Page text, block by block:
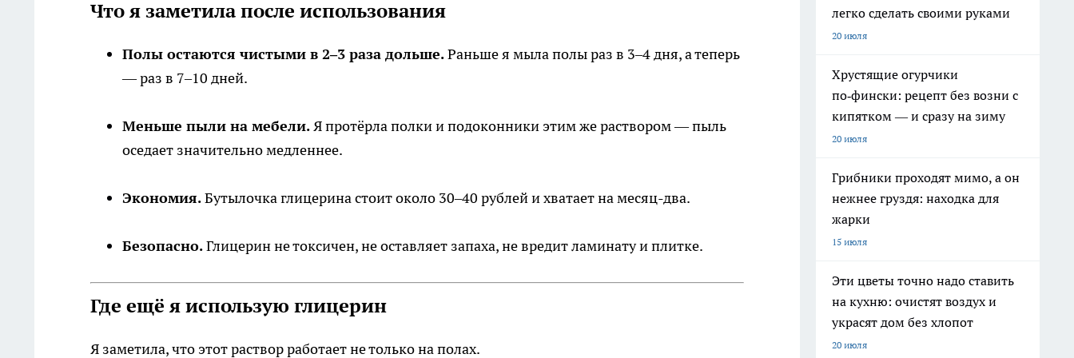
Что я заметила после использования
Полы остаются чистыми в 2–3 раза дольше.Раньше я мыла полы раз в 3–4 дня, а теперь
— раз в 7–10 дней.
Меньше пыли на мебели.Я протёрла полки и подоконники этим же раствором — пыль
оседает значительно медленнее.
Экономия.Бутылочка глицерина стоит около 30–40 рублей и хватает на месяц-два.
Безопасно.Глицерин не токсичен, не оставляет запаха, не вредит ламинату и плитке.
Где ещё я использую глицерин
Я заметила, что этот раствор работает не только на полах.
легко сделать своими руками
20 июля
Хрустящие огурчики
по‑фински: рецепт без возни с
кипятком — и сразу на зиму
20 июля
Грибники проходят мимо, а он
нежнее груздя: находка для
жарки
15 июля
Эти цветы точно надо ставить
на кухню: очистят воздух и
украсят дом без хлопот
20 июля